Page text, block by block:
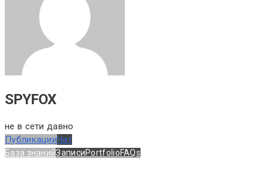
SPYFOX
не в сети давно
ПубликацииЧат
База знанийЗаписиPortfolioFAQs